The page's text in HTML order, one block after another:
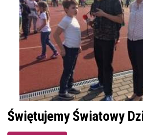
Świętujemy Światowy